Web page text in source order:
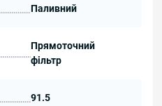
Паливний
Прямоточний
фільтр
91.5